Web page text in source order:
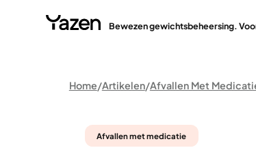
Bewezen gewichtsbeheersing.
Home Artikelen Afvallen Met
Afvallen met medicatie